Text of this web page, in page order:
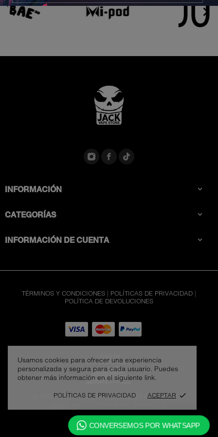
Usamos cookies para ofrecer una experiencia
personalizada y segura para cada usuario. Puedes
obtener más información en el siguiente link.
POLÍTICAS DE PRIVACIDAD ACEPTAR done
 
INFORMACIÓN 
CATEGORÍAS 
INFORMACIÓN DE CUENTA 
CONVERSEMOS POR WHATSAPP
TÉRMINOS Y CONDICIONES | POLÍTICAS DE PRIVACIDAD |
POLÍTICA DE DEVOLUCIONES
© COPYRIGHT 2026 - JACK VAPE STORE-